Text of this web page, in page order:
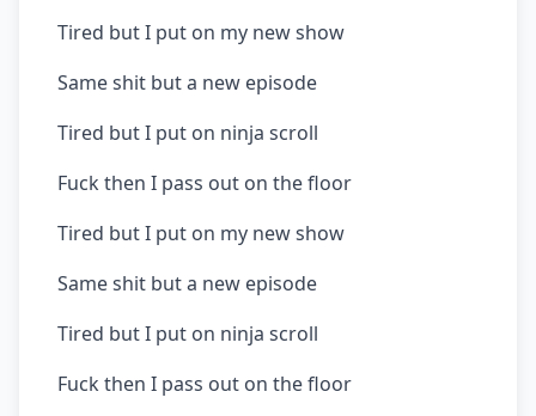
Tired but I put on my new show
Same shit but a new episode
Tired but I put on ninja scroll
Fuck then I pass out on the floor
Tired but I put on my new show
Same shit but a new episode
Tired but I put on ninja scroll
Fuck then I pass out on the floor